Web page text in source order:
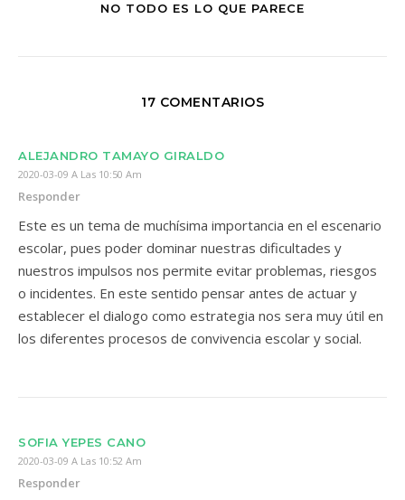
NO TODO ES LO QUE PARECE
17 COMENTARIOS
ALEJANDRO TAMAYO GIRALDO
2020-03-09 A Las 10:50 Am
Responder
Este es un tema de muchísima importancia en el escenario
escolar, pues poder dominar nuestras dificultades y
nuestros impulsos nos permite evitar problemas, riesgos
o incidentes. En este sentido pensar antes de actuar y
establecer el dialogo como estrategia nos sera muy útil en
los diferentes procesos de convivencia escolar y social.
SOFIA YEPES CANO
2020-03-09 A Las 10:52 Am
Responder